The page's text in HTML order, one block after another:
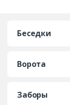
Беседки
Ворота
Заборы